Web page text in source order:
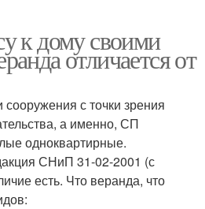
к дому своими
отличается от
с точки зрения
а именно, СП
одноквартирные.
СНиП 31-02-2001 (с
есть. Что веранда, что